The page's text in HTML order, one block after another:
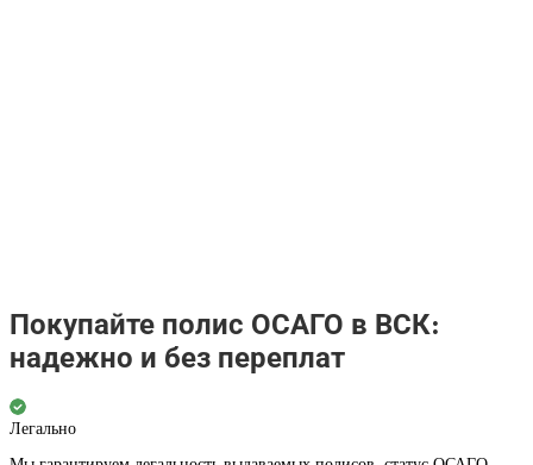
Покупайте полис ОСАГО в ВСК:
надежно и без переплат
Легально